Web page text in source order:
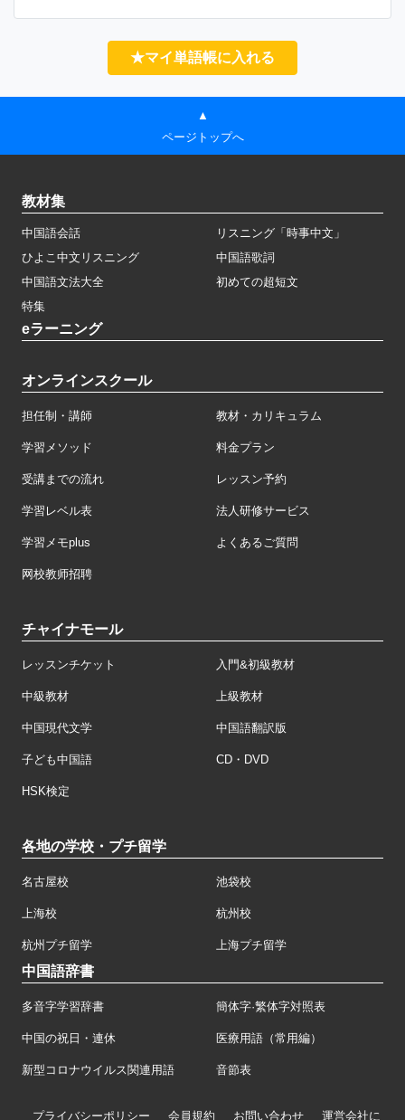
★マイ単語帳に入れる
▲
ページトップへ
教材集
中国語会話
リスニング「時事中文」
ひよこ中文リスニング
中国語歌詞
中国語文法大全
初めての超短文
特集
eラーニング
オンラインスクール
担任制・講師 教材・カリキュラム
学習メソッド 料金プラン
受講までの流れ レッスン予約
学習レベル表 法人研修サービス
学習メモplus よくあるご質問
网校教师招聘
チャイナモール
レッスンチケット 入門&初級教材
中級教材 上級教材
中国現代文学 中国語翻訳版
子ども中国語 CD・DVD
HSK検定
各地の学校・プチ留学
名古屋校 池袋校
上海校 杭州校
杭州プチ留学 上海プチ留学
中国語辞書
多音字学習辞書 簡体字·繁体字対照表
中国の祝日・連休 医療用語（常用編）
新型コロナウイルス関連用語 音節表
プライバシーポリシー 会員規約 お問い合わせ 運営会社に